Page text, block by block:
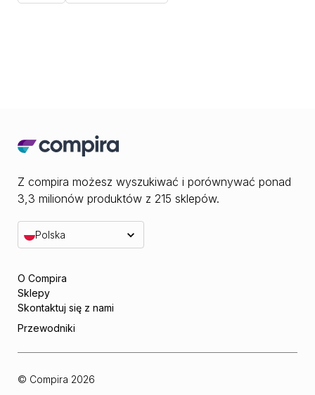
Z compira możesz wyszukiwać i porównywać ponad
3,3 milionów produktów z 215 sklepów.
Polska
O Compira
Sklepy
Skontaktuj się z nami
Przewodniki
© Compira 2026